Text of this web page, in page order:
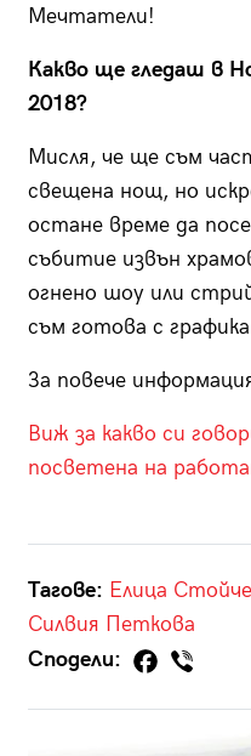
Мечтатели!
Какво ще гледаш в
2018?
Мисля, че ще съм
свещена нощ, но
остане време да
събитие извън
огнено шоу или
съм готова с
За повече
Виж за какво си
посветена на
Тагове: Елица
Силвия Петкова
Сподели: